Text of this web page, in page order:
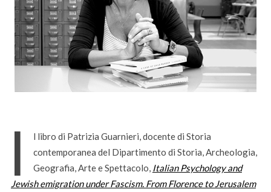
I
l libro di Patrizia Guarnieri, docente di Storia
contemporanea del Dipartimento di Storia, Archeologia,
Geografia, Arte e Spettacolo, Italian Psychology and
Jewish emigration under Fascism. From Florence to Jerusalem